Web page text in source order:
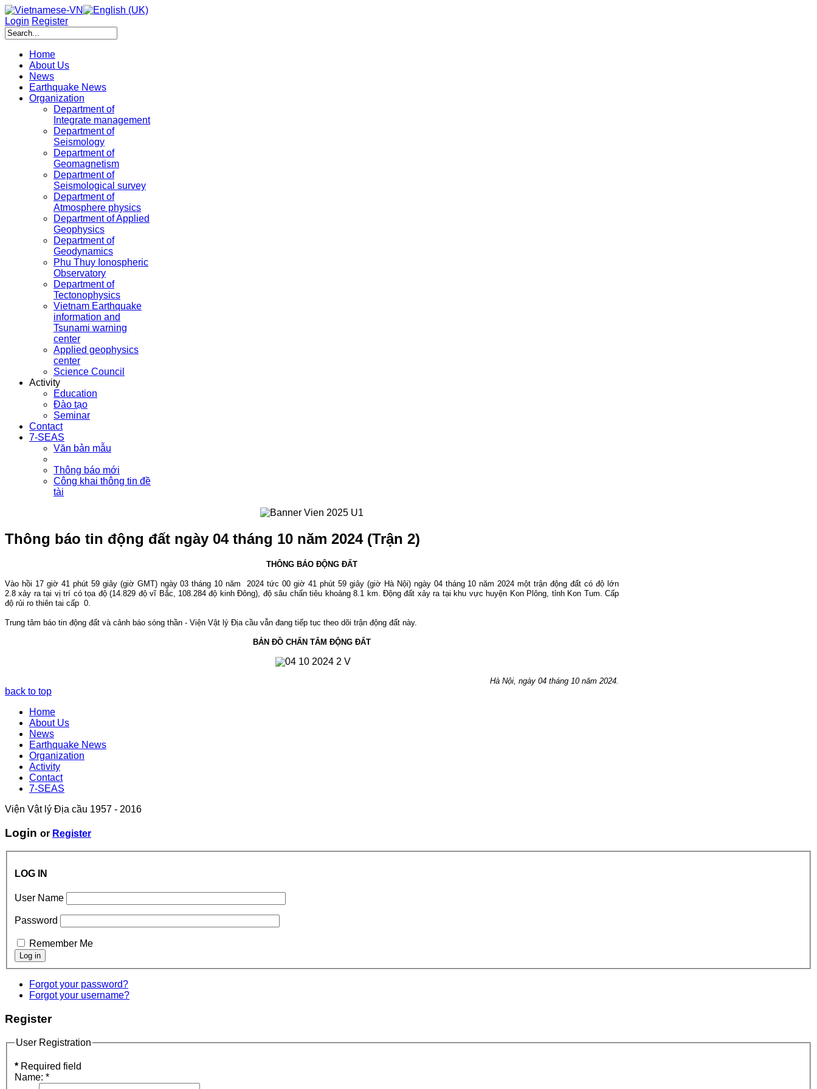
Login Register
Home
About Us
News
Earthquake News
Organization
Department of
Integrate management
Department of
Seismology
Department of
Geomagnetism
Department of
Seismological survey
Department of
Atmosphere physics
Department of Applied
Geophysics
Department of
Geodynamics
Phu Thuy Ionospheric
Observatory
Department of
Tectonophysics
Vietnam Earthquake
information and
Tsunami warning
center
Applied geophysics
center
Science Council
Activity
Education
Đào tạo
Seminar
Contact
7-SEAS
Văn bản mẫu
Thông báo mới
Công khai thông tin đề
tài
Thông báo tin động đất ngày 04 tháng 10 năm 2024 (Trận 2)
THÔNG BÁO ĐỘNG ĐẤT
Vào hồi 17 giờ 41 phút 59 giây (giờ GMT) ngày 03 tháng 10 năm 2024 tức 00 giờ 41 phút 59 giây (giờ Hà Nội) ngày 04 tháng 10 năm 2024 một trận động đất có độ lớn
2.8xảy ra tại vị trí có tọa độ (14.829 độ vĩ Bắc, 108.284 độ kinh Đông), độ sâu chấn tiêu khoảng 8.1 km. Động đất xảy ra tại khu vực huyện Kon Plông, tỉnh Kon Tum. Cấp
độ rủi ro thiên tai cấp 0.
Trung tâm báo tin động đất và cảnh báo sóng thần - Viện Vật lý Địa cầu vẫn đang tiếp tục theo dõi trận động đất này.
BẢN ĐỒ CHẤN TÂM ĐỘNG ĐẤT
Hà Nội, ngày 04 tháng 10 năm 2024.
back to top
Home
About Us
News
Earthquake News
Organization
Activity
Contact
7-SEAS
Viện Vật lý Địa cầu 1957 - 2016
Login or Register
LOG IN
User Name
Password
Remember Me
Forgot your password?
Forgot your username?
Register
User Registration
* Required field
Name: *